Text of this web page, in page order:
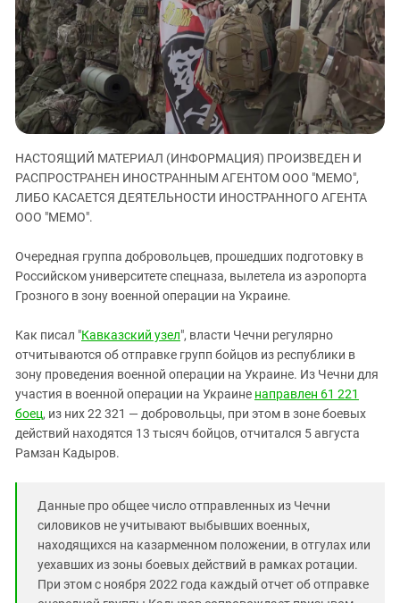
ЗАСТАВЛЯЕТ
КАВКАЗ ЗА ПАЛЕСТИНУ
ИНАКОМЫСЛИЕ В ЧЕЧНЕ
ПРЕСЛЕДОВАНИЕ АКТИВИСТОВ
МОБИЛИЗАЦИЯ И ПРОТЕСТЫ
Дагестан
Ингушетия
Кабардино-Балкария
Калмыкия
Карачаево-Черкесия
Краснодарский край
Нагорный Карабах
Российская Федерация
Северная Осетия - Алания
СКФО
Южная Осетия
Южный Кавказ
ЮФО
НАСТОЯЩИЙ МАТЕРИАЛ (ИНФОРМАЦИЯ) ПРОИЗВЕДЕН И
РАСПРОСТРАНЕН ИНОСТРАННЫМ АГЕНТОМ ООО "МЕМО",
ЛИБО КАСАЕТСЯ ДЕЯТЕЛЬНОСТИ ИНОСТРАННОГО АГЕНТА
ООО "МЕМО".
Очередная группа добровольцев, прошедших подготовку в
Российском университете спецназа, вылетела из аэропорта
Грозного в зону военной операции на Украине.
Как писал "Кавказский узел", власти Чечни регулярно
отчитываются об отправке групп бойцов из республики в
зону проведения военной операции на Украине. Из Чечни для
участия в военной операции на Украине направлен 61 221
боец, из них 22 321 — добровольцы, при этом в зоне боевых
действий находятся 13 тысяч бойцов, отчитался 5 августа
Рамзан Кадыров.
Данные про общее число отправленных из Чечни
силовиков не учитывают выбывших военных,
находящихся на казарменном положении, в отгулах или
уехавших из зоны боевых действий в рамках ротации.
При этом с ноября 2022 года каждый отчет об отправке